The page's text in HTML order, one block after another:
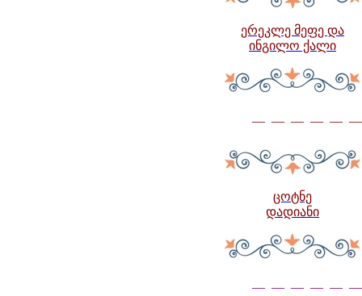
ერეკლე მეფე და
ინგილო ქალი
— — — — —
ცოტნე
დადიანი
— — — — —